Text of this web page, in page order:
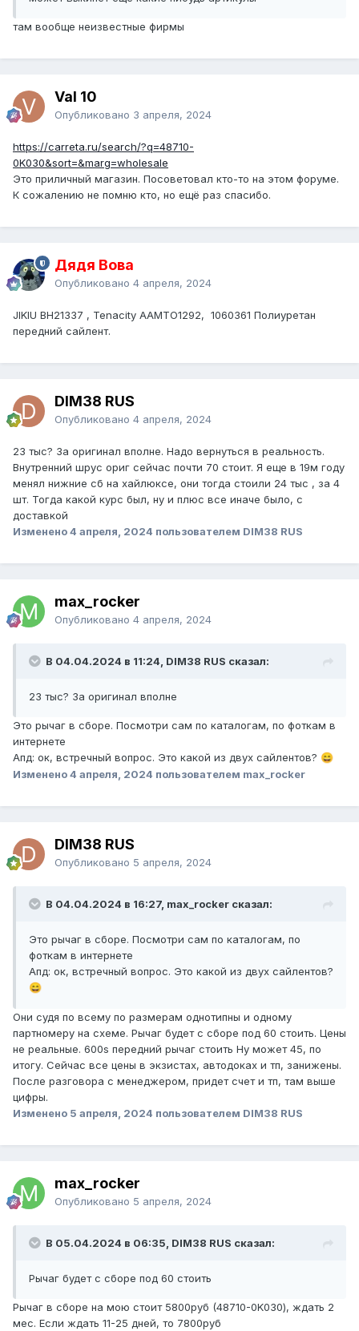
там вообще неизвестные фирмы
Val 10
Опубликовано 3 апреля, 2024
https://carreta.ru/search/?q=48710-
0K030&sort=&marg=wholesale
Это приличный магазин. Посоветовал кто-то на этом форуме.
К сожалению не помню кто, но ещё раз спасибо.
Дядя Вова
Опубликовано 4 апреля, 2024
JIKIU BH21337 , Tenacity AAMTO1292, 1060361 Полиуретан
передний сайлент.
DIM38 RUS
Опубликовано 4 апреля, 2024
23 тыс? За оригинал вполне. Надо вернуться в реальность.
Внутренний шрус ориг сейчас почти 70 стоит. Я еще в 19м году
менял нижние сб на хайлюксе, они тогда стоили 24 тыс , за 4
шт. Тогда какой курс был, ну и плюс все иначе было, с
доставкой
Изменено4 апреля, 2024 пользователем DIM38 RUS
max_rocker
Опубликовано 4 апреля, 2024
В 04.04.2024 в 11:24, DIM38 RUS сказал:
23 тыс? За оригинал вполне
Это рычаг в сборе. Посмотри сам по каталогам, по фоткам в
интернете
Апд: ок, встречный вопрос. Это какой из двух сайлентов? 😄
Изменено4 апреля, 2024 пользователем max_rocker
DIM38 RUS
Опубликовано 5 апреля, 2024
В 04.04.2024 в 16:27, max_rocker сказал:
Это рычаг в сборе. Посмотри сам по каталогам, по
фоткам в интернете
Апд: ок, встречный вопрос. Это какой из двух сайлентов?
😄
Они судя по всему по размерам однотипны и одному
партномеру на схеме. Рычаг будет с сборе под 60 стоить. Цены
не реальные. 600s передний рычаг стоить Ну может 45, по
итогу. Сейчас все цены в экзистах, автодоках и тп, занижены.
После разговора с менеджером, придет счет и тп, там выше
цифры.
Изменено 5 апреля, 2024 пользователем DIM38 RUS
max_rocker
Опубликовано 5 апреля, 2024
В 05.04.2024 в 06:35, DIM38 RUS сказал:
Рычаг будет с сборе под 60 стоить
Рычаг в сборе на мою стоит 5800руб (48710-0K030), ждать 2
мес. Если ждать 11-25 дней, то 7800руб